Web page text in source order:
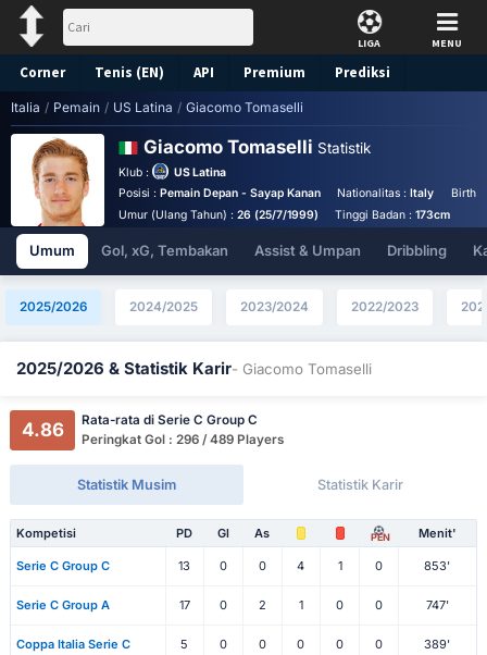
LIGA MENU
Corner Tenis (EN) API Premium Prediksi
Italia / Pemain / US Latina / Giacomo Tomaselli
Giacomo Tomaselli Statistik
Klub :
US Latina
Posisi : Pemain Depan - Sayap Kanan Nationalitas :Italy
Umur (Ulang Tahun) : 26 (25/7/1999) Tinggi Badan :173cm
Umum Gol, xG, Tembakan Assist & Umpan Dribbling
2025/2026 2024/2025 2023/2024 2022/2023
2025/2026 & Statistik Karir- Giacomo Tomaselli
4.86
Rata-rata di Serie C Group C
Peringkat Gol : 296 / 489 Players
Statistik Musim Statistik Karir
Kompetisi PD Gl As PEN Menit'
Serie C Group C 13 0 0 4 1 0 853'
Serie C Group A 17 0 2 1 0 0 747'
Coppa Italia Serie C 5 0 0 0 0 0 389'